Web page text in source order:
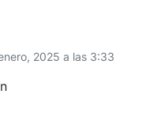
2025 a las 3:33